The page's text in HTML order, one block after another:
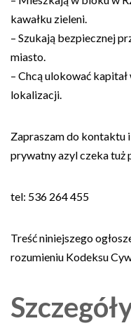
kawałku zieleni.
– Szukają bezpiecznej
miasto.
– Chcą ulokować
lokalizacji.
Zapraszam do kontaktu
prywatny azyl czeka tuż
tel: 536 264 455
Treść niniejszego
rozumieniu Kodeksu